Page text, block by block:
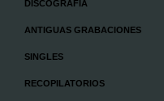
DISCOGRAFÍA
ANTIGUAS GRABACIONES
SINGLES
RECOPILATORIOS